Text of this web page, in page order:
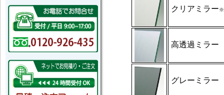
クリアミラー※
高透過ミラー
グレーミラー